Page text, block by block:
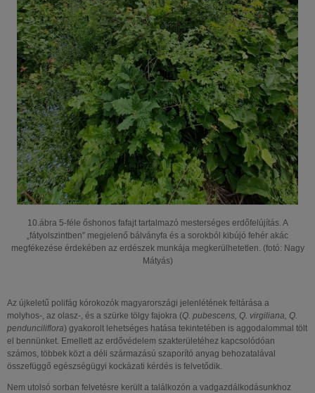
10.ábra 5-féle őshonos fafajt tartalmazó mesterséges erdőfelújítás. A
„fátyolszintben” megjelenő bálványfa és a sorokból kibújó fehér akác
megfékezése érdekében az erdészek munkája megkerülhetetlen. (fotó: Nagy
Mátyás)
Az újkeletű polifág kórokozók magyarországi jelenlétének feltárása a
molyhos-, az olasz-, és a szürke tölgy fajokra (Q. pubescens, Q. virgiliana, Q.
pendunciliflora) gyakorolt lehetséges hatása tekintetében is aggodalommal tölt
el bennünket. Emellett az erdővédelem szakterületéhez kapcsolódóan
számos, többek közt a déli származású szaporító anyag behozatalával
összefüggő egészségügyi kockázati kérdés is felvetődik.
Nem utolsó sorban felvetésre került a találkozón a vadgazdálkodásunkhoz